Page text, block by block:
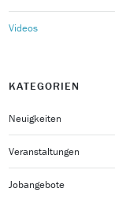
Videos
KATEGORIEN
Neuigkeiten
Veranstaltungen
Jobangebote